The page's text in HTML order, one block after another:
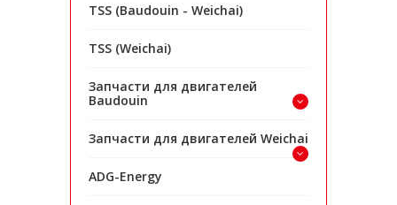
TSS (Baudouin - Weichai)
TSS (Weichai)
Запчасти для двигателей
Baudouin
Запчасти для двигателей Weichai
ADG-Energy